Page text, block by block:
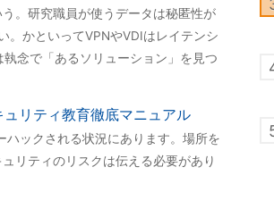
。研究職員が使うデータは秘匿性が
。かといってVPNやVDIはレイテンシ
念で「あるソリューション」を見つ
リティ教育徹底マニュアル
ックされる状況にあります。場所を
リティのリスクは伝える必要があり